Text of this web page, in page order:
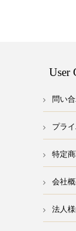
User
問い
プラ
特定
会社
法人